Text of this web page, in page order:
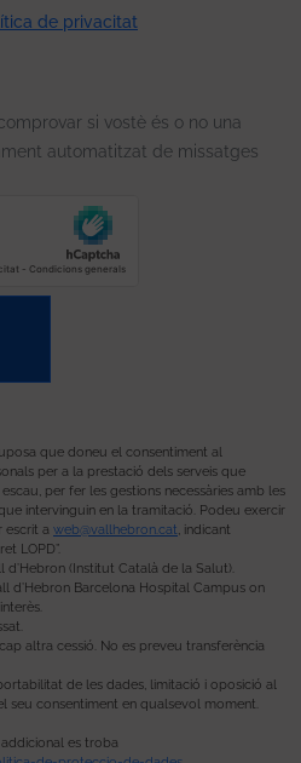
de privacitat
si vostè és o no una
automatitzat de missatges
que doneu el consentiment al
per a la prestació dels serveis que
per fer les gestions necessàries amb les
intervinguin en la tramitació. Podeu exercir
escrit a web@vallhebron.cat, indicant
LOPD”.
d’Hebron (Institut Català de la Salut).
d’Hebron Barcelona Hospital Campus on
altra cessió. No es preveu transferència
de les dades, limitació i oposició al
seu consentiment en qualsevol moment.
es troba